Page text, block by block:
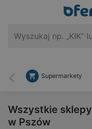
Wstecz
Supermarkety
Wszystkie sklepy
w Pszów